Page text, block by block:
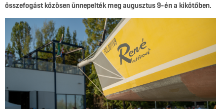
összefogást közösen ünnepelték meg augusztus 9-én a kikötőben.